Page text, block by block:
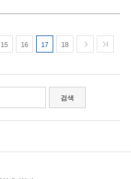
15 16 17 18